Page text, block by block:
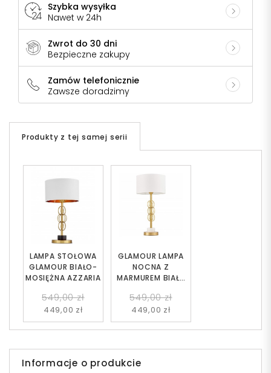
Szybka wysyłka
Nawet w 24h
Zwrot do 30 dni
Bezpieczne zakupy
Zamów telefonicznie
Zawsze doradzimy
Produkty z tej samej serii
LAMPA STOŁOWA
GLAMOUR BIAŁO-
MOSIĘŻNA AZZARIA
549,00 zł
449,00 zł
GLAMOUR LAMPA
NOCNA Z
MARMUREM BIAŁA
549,00 zł
449,00 zł
Informacje o produkcie